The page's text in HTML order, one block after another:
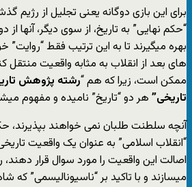
برای این بازی دوگانه یعنی تجلیل از رژیم
“حکم نهایی” به تاریخ، از سوی دیگر، آنها از
بهره میگیرند تا به این ترتیب فقط “روایت”
های بعد از انقلاب به مثابه واقعیت منتقل
ممکن است، زیرا که هم “رشته پژوهش
تاریخی” هر دو “تاریخ” نامیده و مفهوم
آنچه سلطنت طلبان نمی خواهند بپذیرند،
“انقلاب اسلامی” به عنوان یک واقعیت
اصالت این واقعیت را مورد سوال قرار دهند،
میسازند و با تاکید بر “ناسیونالیسمی” که